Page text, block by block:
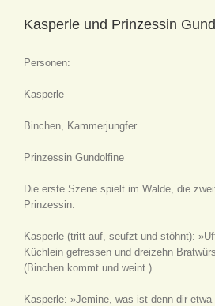
Kasperle und Prinzessin
Personen:
Kasperle
Binchen, Kammerjungfer
Prinzessin Gundolfine
Die erste Szene spielt im Walde, die
Prinzessin.
Kasperle (tritt auf, seufzt und stöhnt):
Küchlein gefressen und dreizehn
(Binchen kommt und weint.)
Kasperle: »Jemine, was ist denn dir etwa